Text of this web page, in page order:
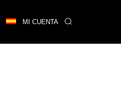
MI CUENTA